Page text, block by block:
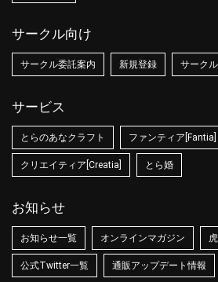
サークル向け
サークル委託案内 新規登録 サーク
サービス
とらのあなクラフト ファンティア[Fantia]
クリエイティア[Creatia] とら婚
お知らせ
お知らせ一覧 オンラインマガジン
公式Twitter一覧 通販アップデート情報